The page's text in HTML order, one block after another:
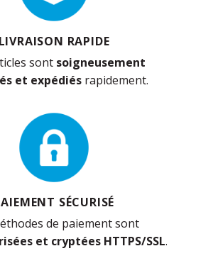
LIVRAISON RAPIDE
sont soigneusement
et expédiés rapidement.
SÉCURISÉ
de paiement sont
et cryptées HTTPS/SSL.